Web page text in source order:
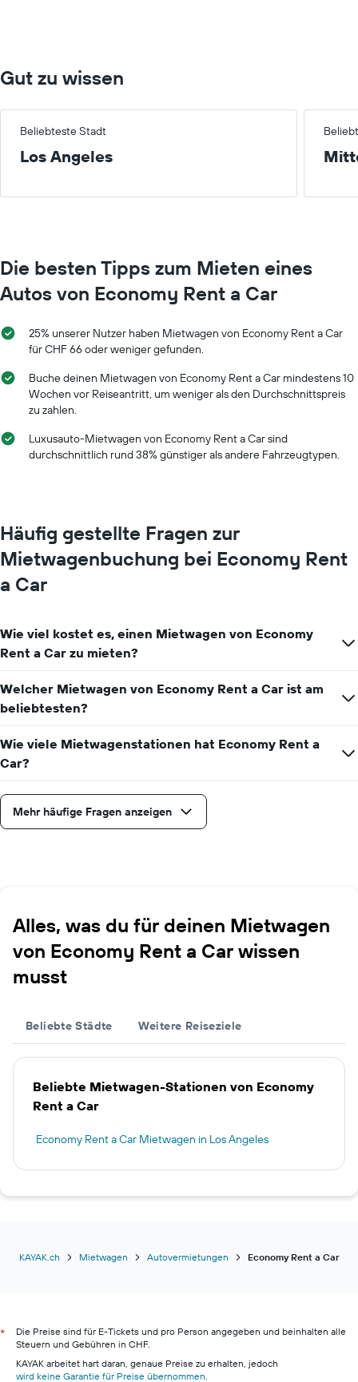
Gut zu wissen
Beliebteste Stadt
Los Angeles
Die besten Tipps zum Mieten eines
Autos von Economy Rent a Car
25% unserer Nutzer haben Mietwagen von Economy Rent a Car
für CHF 66 oder weniger gefunden.
Buche deinen Mietwagen von Economy Rent a Car mindestens 10
Wochen vor Reiseantritt, um weniger als den Durchschnittspreis
zu zahlen.
Luxusauto-Mietwagen von Economy Rent a Car sind
durchschnittlich rund 38% günstiger als andere Fahrzeugtypen.
Häufig gestellte Fragen zur
Mietwagenbuchung bei Economy Rent
a Car
Wie viel kostet es, einen Mietwagen von Economy
Rent a Car zu mieten?
Welcher Mietwagen von Economy Rent a Car ist am
beliebtesten?
Wie viele Mietwagenstationen hat Economy Rent a
Car?
Mehr häufige Fragen anzeigen
Alles, was du für deinen Mietwagen
von Economy Rent a Car wissen
musst
Beliebte Städte Weitere Reiseziele
Beliebte Mietwagen-Stationen von Economy
Rent a Car
Economy Rent a Car Mietwagen in Los Angeles
KAYAK.ch Mietwagen Autovermietungen Economy Rent a Car
*
Die Preise sind für E-Tickets und pro Person angegeben und beinhalten alle
Steuern und Gebühren in CHF.
KAYAK arbeitet hart daran, genaue Preise zu erhalten, jedoch
wird keine Garantie für Preise übernommen.